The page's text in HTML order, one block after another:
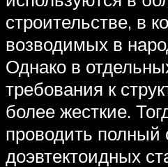
строительстве, в
возводимых в
Однако в
требования к
более жесткие.
проводить полный
доэвтектоидных